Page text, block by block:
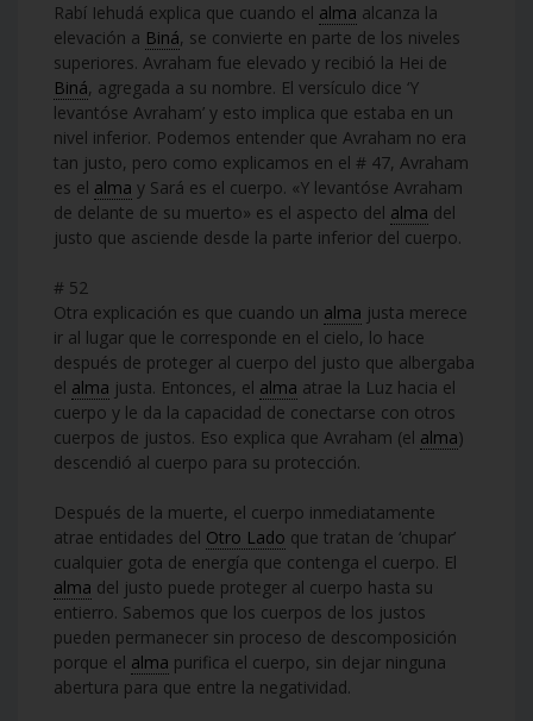
Rabí Iehudá explica que cuando el alma alcanza la
elevación a Biná, se convierte en parte de los niveles
superiores. Avraham fue elevado y recibió la Hei de
Biná, agregada a su nombre. El versículo dice ‘Y
levantóse Avraham’ y esto implica que estaba en un
nivel inferior. Podemos entender que Avraham no era
tan justo, pero como explicamos en el # 47, Avraham
es el alma y Sará es el cuerpo. «Y levantóse Avraham
de delante de su muerto» es el aspecto del alma del
justo que asciende desde la parte inferior del cuerpo.
# 52
Otra explicación es que cuando un alma justa merece
ir al lugar que le corresponde en el cielo, lo hace
después de proteger al cuerpo del justo que albergaba
el alma justa. Entonces, el alma atrae la Luz hacia el
cuerpo y le da la capacidad de conectarse con otros
cuerpos de justos. Eso explica que Avraham (el alma)
descendió al cuerpo para su protección.
Después de la muerte, el cuerpo inmediatamente
atrae entidades del Otro Lado que tratan de ‘chupar’
cualquier gota de energía que contenga el cuerpo. El
alma del justo puede proteger al cuerpo hasta su
entierro. Sabemos que los cuerpos de los justos
pueden permanecer sin proceso de descomposición
porque el alma purifica el cuerpo, sin dejar ninguna
abertura para que entre la negatividad.